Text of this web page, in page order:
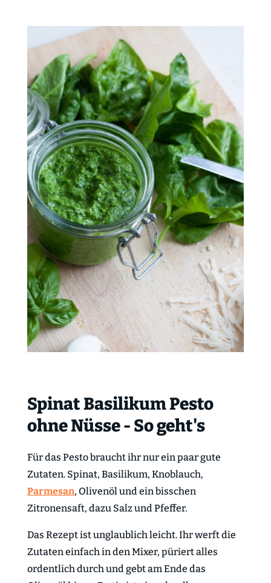
Spinat Basilikum Pesto
ohne Nüsse - So geht's
Für das Pesto braucht ihr nur ein paar gute
Zutaten. Spinat, Basilikum, Knoblauch,
Parmesan, Olivenöl und ein bisschen
Zitronensaft, dazu Salz und Pfeffer.
Das Rezept ist unglaublich leicht. Ihr werft die
Zutaten einfach in den Mixer, püriert alles
ordentlich durch und gebt am Ende das